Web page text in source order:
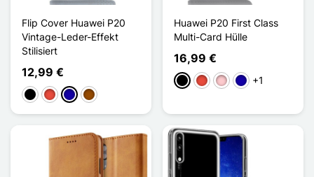
Flip Cover Huawei P20
Vintage-Leder-Effekt
Stilisiert
12,99 €
Schwarz
Rot Dunkelblau
Braun
Huawei P20 First Class
Multi-Card Hülle
16,99 €
Schwarz
Rot PinkDunkelblau
+1